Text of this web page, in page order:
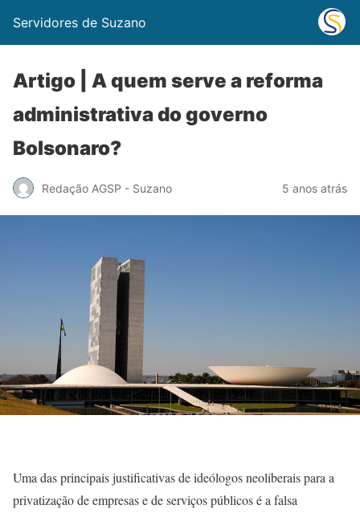
Servidores de Suzano
Artigo | A quem serve a reforma
administrativa do governo
Bolsonaro?
Redação AGSP - Suzano 5 anos atrás
Uma das principais justificativas de ideólogos neoliberais para a
privatização de empresas e de serviços públicos é a falsa